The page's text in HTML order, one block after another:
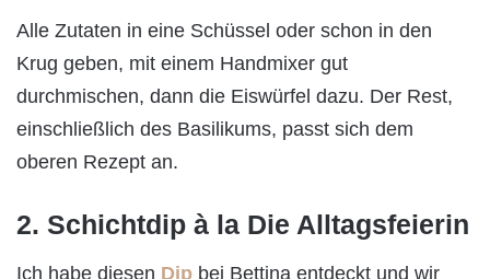
Alle Zutaten in eine Schüssel oder schon in den
Krug geben, mit einem Handmixer gut
durchmischen, dann die Eiswürfel dazu. Der Rest,
einschließlich des Basilikums, passt sich dem
oberen Rezept an.
2. Schichtdip à la Die Alltagsfeierin
Ich habe diesen Dip bei Bettina entdeckt und wir